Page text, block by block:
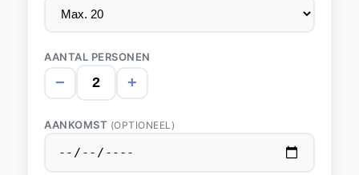
AANTAL PERSONEN
− +
AANKOMST (OPTIONEEL)